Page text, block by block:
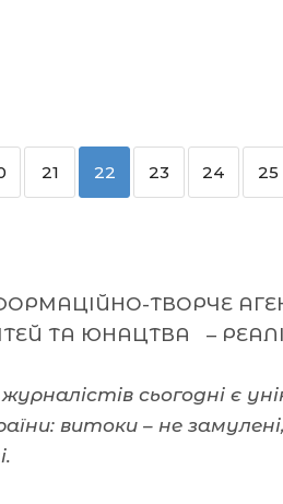
21 22 23 24 25
ТВОРЧЕ
ТА ЮНАЦТВА –
журналістів сьогодні є
витоки – не